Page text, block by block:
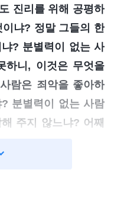
진리를 위해 공평하
냐? 정말 그들의 한
? 분별력이 없는 사
하니, 이것은 무엇을
람은 죄악을 좋아하
분별력이 없는 사람
주지 않느냐? 어째
정은 그들이 진리를
편에 설 수 있다는
분투하는 그 작은 마